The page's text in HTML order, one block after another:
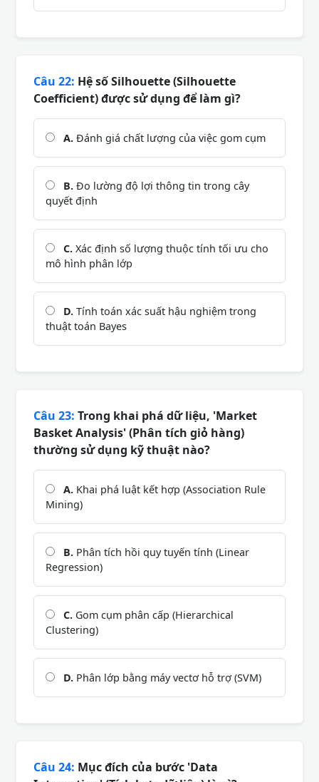
Câu 22: Hệ số Silhouette (Silhouette
Coefficient) được sử dụng để làm gì?
A. Đánh giá chất lượng của việc gom cụm
B. Đo lường độ lợi thông tin trong cây
quyết định
C. Xác định số lượng thuộc tính tối ưu cho
mô hình phân lớp
D. Tính toán xác suất hậu nghiệm trong
thuật toán Bayes
Câu 23: Trong khai phá dữ liệu, 'Market
Basket Analysis' (Phân tích giỏ hàng)
thường sử dụng kỹ thuật nào?
A. Khai phá luật kết hợp (Association Rule
Mining)
B. Phân tích hồi quy tuyến tính (Linear
Regression)
C. Gom cụm phân cấp (Hierarchical
Clustering)
D. Phân lớp bằng máy vectơ hỗ trợ (SVM)
Câu 24: Mục đích của bước 'Data